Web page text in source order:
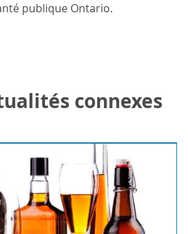
publique Ontario.
connexes